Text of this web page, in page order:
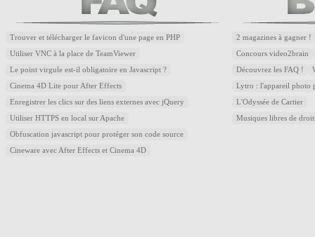
Trouver et télécharger le favicon d'une page en PHP
Utiliser VNC à la place de TeamViewer
Le point virgule est-il obligatoire en Javascript ?
Cinema 4D Lite pour After Effects
Enregistrer les clics sur des liens externes avec jQuery
Utiliser HTTPS en local sur Apache
Obfuscation javascript pour protéger son code source
Cineware avec After Effects et Cinema 4D
2 magazines à gagner !
Concours video2brain
Découvrez les FAQ !
Lytro : l'appareil photo
L'Odyssée de Cartier
Musiques libres de